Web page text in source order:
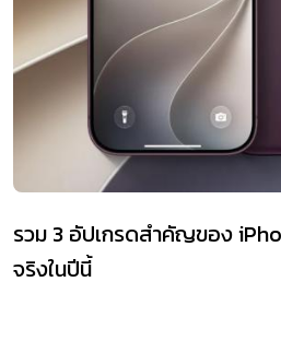
รวม 3 อัปเกรดสำคัญของ
จริงในปีนี้